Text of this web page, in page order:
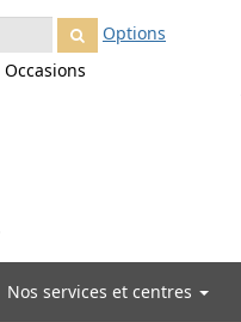
Options
Occasions
Nos services et centres